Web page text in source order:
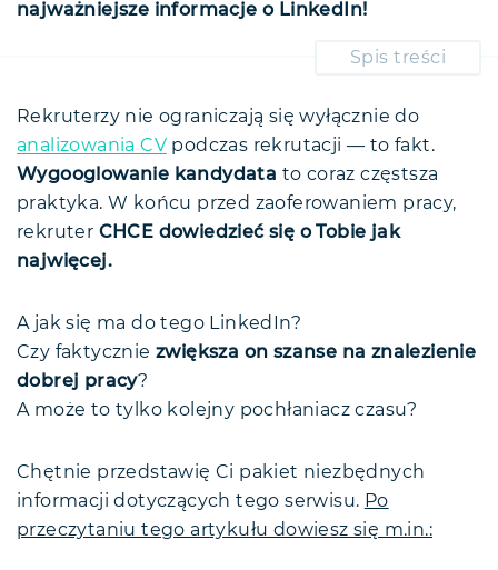
najważniejsze informacje o LinkedIn!
Spis treści
Personal branding
Popularność LinkedIn
Konto na LinkedIn — kiedy zakładać?
Korzystanie z LinkedIn
Założenie konta na LinkedIn
Uzupełnienie profilu
Poinformuj czy szukasz pracy
Zaproszenie znajomych
Potwierdzenie umiejętności
Interakcje
LinkedIn Premium?
Oferty pracy
Linkedin a CV — czy można to jakoś
połączyć?
znalezieniu pracy?
Usuwanie konta na LinkedIn
LinkedIn — FAQ
Rekruterzy nie ograniczają się wyłącznie do
analizowania CV podczas rekrutacji — to fakt.
Wygooglowanie kandydata to coraz częstsza
praktyka. W końcu przed zaoferowaniem pracy,
rekruter CHCE dowiedzieć się o Tobie jak
najwięcej.
A jak się ma do tego LinkedIn?
Czy faktycznie zwiększa on szanse na znalezienie
dobrej pracy?
A może to tylko kolejny pochłaniacz czasu?
Chętnie przedstawię Ci pakiet niezbędnych
informacji dotyczących tego serwisu. Po
przeczytaniu tego artykułu dowiesz się m.in.: